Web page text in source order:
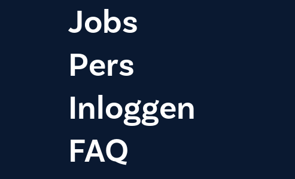
Jobs
Pers
Inloggen
FAQ